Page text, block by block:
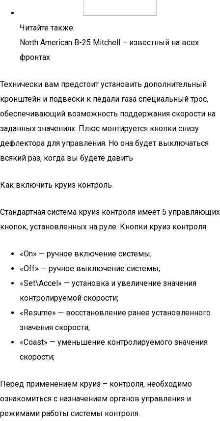
Читайте также:
North American B-25 Mitchell – известный на всех
фронтах
Технически вам предстоит установить дополнительный
кронштейн и подвески к педали газа специальный трос,
обеспечивающий возможность поддержания скорости на
заданных значениях. Плюс монтируется кнопки снизу
дефлектора для управления. Но она будет выключаться
всякий раз, когда вы будете давить
Как включить круиз контроль
Стандартная система круиз контроля имеет 5 управляющих
кнопок, установленных на руле. Кнопки круиз контроля:
«On» — ручное включение системы;
«Off» — ручное выключение системы;
«Set\Accel» — установка и увеличение значения
контролируемой скорости;
«Resume» — восстановление ранее установленного
значения скорости;
«Coast» — уменьшение контролируемого значения
скорости;
Перед применением круиз – контроля, необходимо
ознакомиться с назначением органов управления и
режимами работы системы контроля.